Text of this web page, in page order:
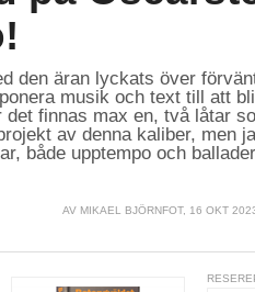
den äran lyckats över
musik och text till att
det finnas max en, två låtar
av denna kaliber, men
både upptempo och
AV MIKAEL BJÖRNFOT, 16 OKT